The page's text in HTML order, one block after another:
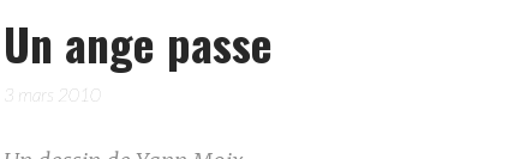
Un ange passe
3 mars 2010